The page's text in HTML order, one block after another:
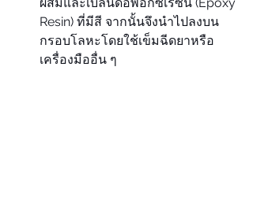
Resin) ที่มีสี จากนั้นจึงนำไปลงบน
กรอบโลหะโดยใช้เข็มฉีดยาหรือ
เครื่องมืออื่น ๆ